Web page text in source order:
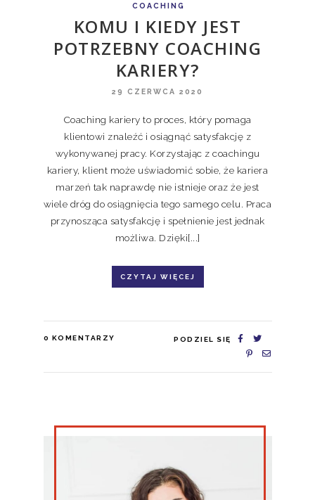
COACHING
KOMU I KIEDY JEST
POTRZEBNY COACHING
KARIERY?
29 CZERWCA 2020
Coaching kariery to proces, który pomaga
klientowi znaleźć i osiągnąć satysfakcję z
wykonywanej pracy. Korzystając z coachingu
kariery, klient może uświadomić sobie, że kariera
marzeń tak naprawdę nie istnieje oraz że jest
wiele dróg do osiągnięcia tego samego celu. Praca
przynosząca satysfakcję i spełnienie jest jednak
możliwa. Dzięki[...]
CZYTAJ WIĘCEJ
0 KOMENTARZY PODZIEL SIĘ